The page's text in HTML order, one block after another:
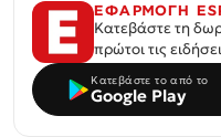
ΕΦΑΡΜΟΓΗ
Κατεβάστε τη
πρώτοι τις
Κατεβάστε το από το
Google Play